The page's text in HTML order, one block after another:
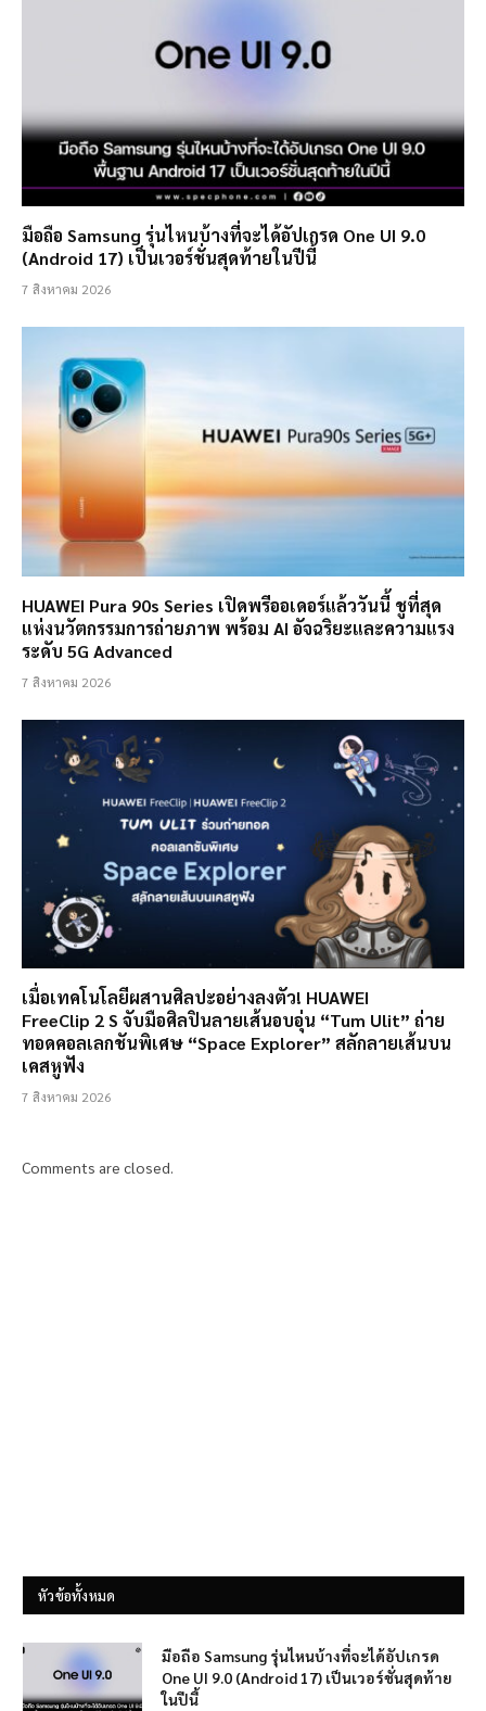
มือถือ Samsung รุ่นไหนบ้างที่จะได้อัปเกรด One UI 9.0
(Android 17) เป็นเวอร์ชั่นสุดท้ายในปีนี้
7 สิงหาคม 2026
HUAWEI Pura 90s Series เปิดพรีออเดอร์แล้ววันนี้ ชูที่สุด
แห่งนวัตกรรมการถ่ายภาพ พร้อม AI อัจฉริยะและความแรง
ระดับ 5G Advanced
7 สิงหาคม 2026
เมื่อเทคโนโลยีผสานศิลปะอย่างลงตัว! HUAWEI
FreeClip 2 S จับมือศิลปินลายเส้นอบอุ่น “Tum Ulit” ถ่าย
ทอดคอลเลกชันพิเศษ “Space Explorer” สลักลายเส้นบน
เคสหูฟัง
7 สิงหาคม 2026
Comments are closed.
หัวข้อทั้งหมด
มือถือ Samsung รุ่นไหนบ้างที่จะได้อัปเกรด
One UI 9.0 (Android 17) เป็นเวอร์ชั่นสุดท้าย
ในปีนี้